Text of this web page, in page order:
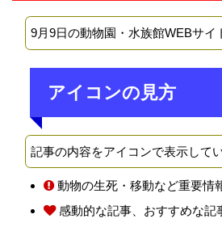
9月9日の動物園・水族館WEBサイ
アイコンの見方
記事の内容をアイコンで表示してい
動物の生死・移動など重要情
感動的な記事、おすすめな記